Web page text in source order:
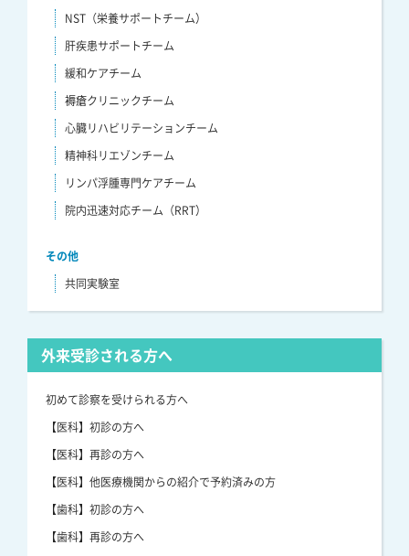
NST（栄養サポートチーム）
肝疾患サポートチーム
緩和ケアチーム
褥瘡クリニックチーム
心臓リハビリテーションチーム
精神科リエゾンチーム
リンパ浮腫専門ケアチーム
院内迅速対応チーム（RRT）
その他
共同実験室
外来受診される方へ
初めて診察を受けられる方へ
【医科】初診の方へ
【医科】再診の方へ
【医科】他医療機関からの紹介で予約済みの方
【歯科】初診の方へ
【歯科】再診の方へ